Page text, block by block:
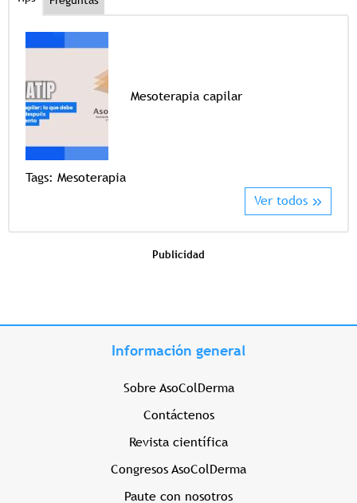
Mesoterapia capilar
Tags: Mesoterapia
Ver todos
Publicidad
Información general
Sobre AsoColDerma
Contáctenos
Revista científica
Congresos AsoColDerma
Paute con nosotros